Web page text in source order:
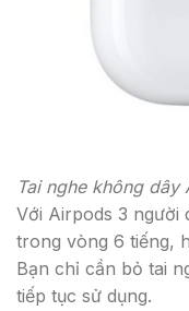
Tai nghe không
Với Airpods 3 người
trong vòng 6 tiếng,
Bạn chỉ cần bỏ tai
tiếp tục sử dụng.